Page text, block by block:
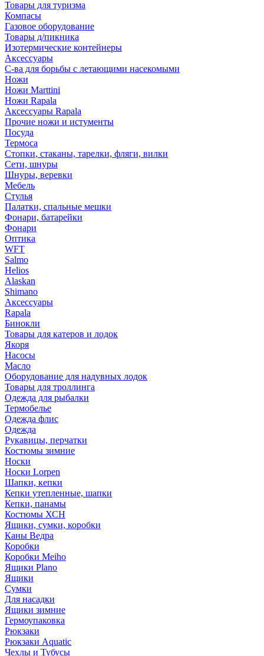
Товары для туризма
Компасы
Газовое оборудование
Товары д/пикника
Изотермические контейнеры
Аксессуары
С-ва для борьбы с летающими насекомыми
Ножи
Ножи Marttini
Ножи Rapala
Аксессуары Rapala
Прочие ножи и истументы
Посуда
Термоса
Стопки, стаканы, тарелки, фляги, вилки
Сети, шнуры
Шнуры, веревки
Мебель
Стулья
Палатки, спальные мешки
Фонари, батарейки
Фонари
Оптика
WFT
Salmo
Helios
Alaskan
Shimano
Аксессуары
Rapala
Бинокли
Товары для катеров и лодок
Якоря
Насосы
Масло
Оборудование для надувных лодок
Товары для троллинга
Одежда для рыбалки
Термобелье
Одежда флис
Одежда
Рукавицы, перчатки
Костюмы зимние
Носки
Носки Lorpen
Шапки, кепки
Кепки утепленные, шапки
Кепки, панамы
Костюмы ХСН
Ящики, сумки, коробки
Каны Ведра
Коробки
Коробки Meiho
Ящики Plano
Ящики
Сумки
Для насадки
Ящики зимние
Гермоупаковка
Рюкзаки
Рюкзаки Aquatic
Чехлы и Тубусы